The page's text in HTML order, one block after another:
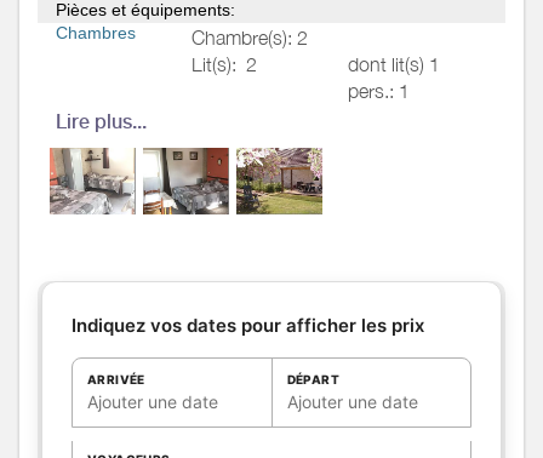
(90x190), d'une salle d'eau (WC, lavabo, douche),
coin kitchenette, télé, terrasse privative.
Pièces et équipements:
Chambres
Chambre(s): 2
Lit(s): 2
dont lit(s) 1
pers.: 1
Salle de
bains/Salle
d'eau
Salle de bains avec
douche
WC privés
Cuisine
Plancha
Lire plus...
Indiquez vos dates pour afficher les prix
ARRIVÉE
Ajouter une date
DÉPART
Ajouter une date